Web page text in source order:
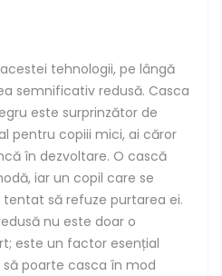
tehnologii, pe lângă
semnificativ redusă. Casca
este surprinzător de
pentru copiii mici, ai căror
în dezvoltare. O cască
iar un copil care se
să refuze purtarea ei.
nu este doar o
este un factor esențial
poarte casca în mod